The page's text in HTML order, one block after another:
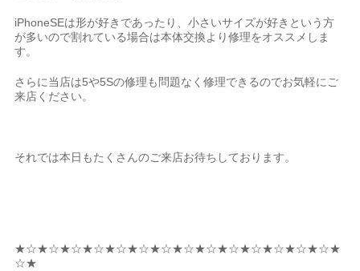
iPhoneSEは形が好きであったり、小さいサイズが好きという方
が多いので割れている場合は本体交換より修理をオススメしま
す。
さらに当店は5や5Sの修理も問題なく修理できるのでお気軽にご
来店ください。
それでは本日もたくさんのご来店お待ちしております。
★☆★☆★☆★☆★☆★☆★☆★☆★☆★☆★☆★☆★☆★☆★
☆★